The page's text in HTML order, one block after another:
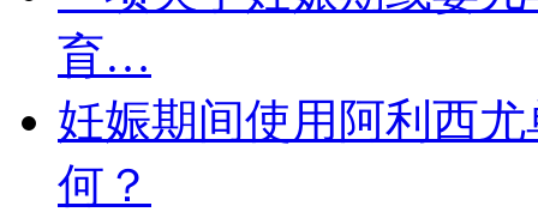
育…
妊娠期间使用阿利西
何？